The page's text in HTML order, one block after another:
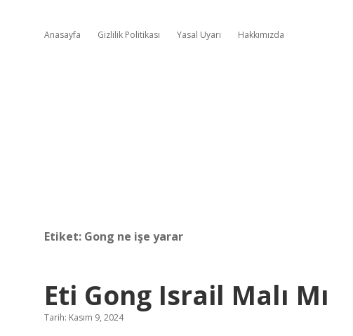
Anasayfa Gizlilik Politikası Yasal Uyarı Hakkımızda
Etiket: Gong ne işe yarar
Eti Gong Israil Malı Mı
Tarih: Kasım 9, 2024